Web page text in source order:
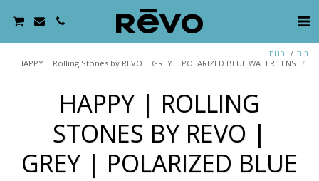
בית
חנות
HAPPY | Rolling Stones by REVO | GREY | POLARIZED BLUE WATER LENS
HAPPY | ROLLING
STONES BY REVO |
GREY | POLARIZED BLUE